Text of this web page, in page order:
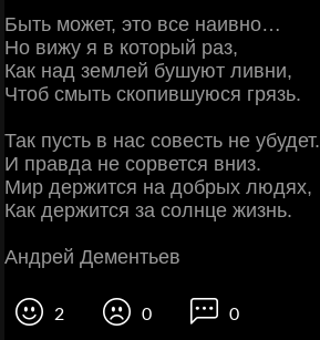
Быть может, это все наивно…
Но вижу я в который раз,
Как над землей бушуют ливни,
Чтоб смыть скопившуюся грязь.
Так пусть в нас совесть не убудет.
И правда не сорвется вниз.
Мир держится на добрых людях,
Как держится за солнце жизнь.
Андрей Дементьев
2 0 0